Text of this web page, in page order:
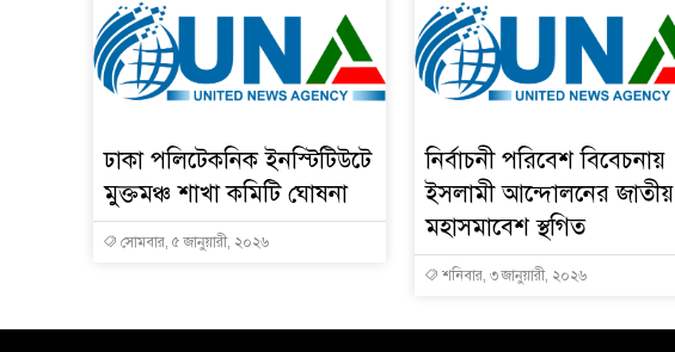
ঢাকা পলিটেকনিক ইনস্টিটিউটে
মুক্তমঞ্চ শাখা কমিটি ঘোষনা
সোমবার, ৫ জানুয়ারী, ২০২৬
নির্বাচনী পরিবেশ বিবেচনায়
ইসলামী আন্দোলনের জাতীয়
মহাসমাবেশ স্থগিত
শনিবার, ৩ জানুয়ারী, ২০২৬